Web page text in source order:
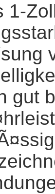
1-
gut